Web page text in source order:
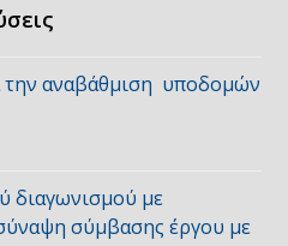
αναβάθμιση υποδομών
διαγωνισμού με
σύμβασης έργου με